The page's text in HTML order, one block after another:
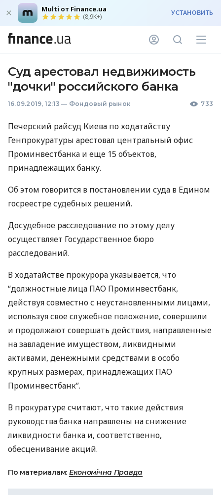
Multi от Finance.ua
(8,9K+) УСТАНОВИТЬ
Суд арестовал недвижимость
"дочки" российского банка
16.09.2019, 12:13 — Фондовый рынок 733
Печерский райсуд Киева по ходатайству
Генпрокуратуры арестовал центральный офис
Проминвестбанка и еще 15 объектов,
принадлежащих банку.
Об этом говорится в постановлении суда в Едином
госреестре судебных решений.
Досудебное расследование по этому делу
осуществляет Государственное бюро
расследований.
В ходатайстве прокурора указывается, что
“должностные лица ПАО Проминвестбанк,
действуя совместно с неустановленными лицами,
используя свое служебное положение, совершили
и продолжают совершать действия, направленные
на завладение имуществом, ликвидными
активами, денежными средствами в особо
крупных размерах, принадлежащих ПАО
Проминвестбанк”.
В прокуратуре считают, что такие действия
руководства банка направлены на снижение
ликвидности банка и, соответственно,
обесценивание акций.
По материалам: Економічна Правда